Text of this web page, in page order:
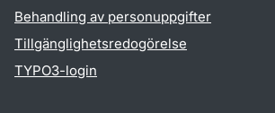
Behandling av personuppgifter
Tillgänglighetsredogörelse
TYPO3-login